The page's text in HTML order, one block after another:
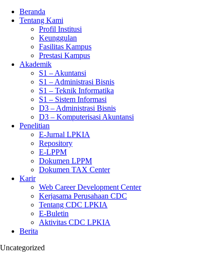
Beranda
Tentang Kami
Profil Institusi
Keunggulan
Fasilitas Kampus
Prestasi Kampus
Akademik
S1 – Akuntansi
S1 – Administrasi Bisnis
S1 – Teknik Informatika
S1 – Sistem Informasi
D3 – Administrasi Bisnis
D3 – Komputerisasi Akuntansi
Penelitian
E-Jurnal LPKIA
Repository
E-LPPM
Dokumen LPPM
Dokumen TAX Center
Karir
Web Career Development Center
Kerjasama Perusahaan CDC
Tentang CDC LPKIA
E-Buletin
Aktivitas CDC LPKIA
Berita
Uncategorized